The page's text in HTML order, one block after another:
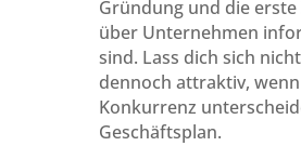
Gründung und die
über Unternehmen
sind. Lass dich sich
dennoch attraktiv,
Konkurrenz
Geschäftsplan.